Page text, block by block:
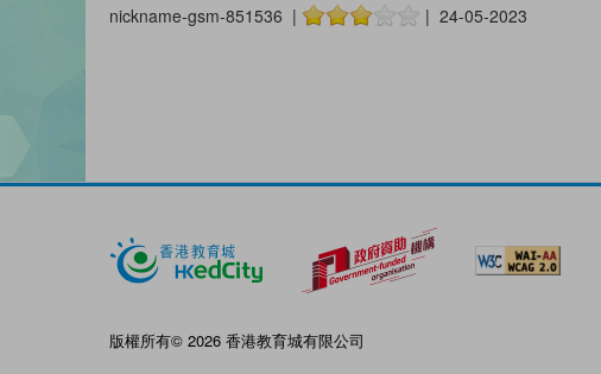
nickname-gsm-851536 | | 24-05-2023
版權所有© 2026 香港教育城有限公司